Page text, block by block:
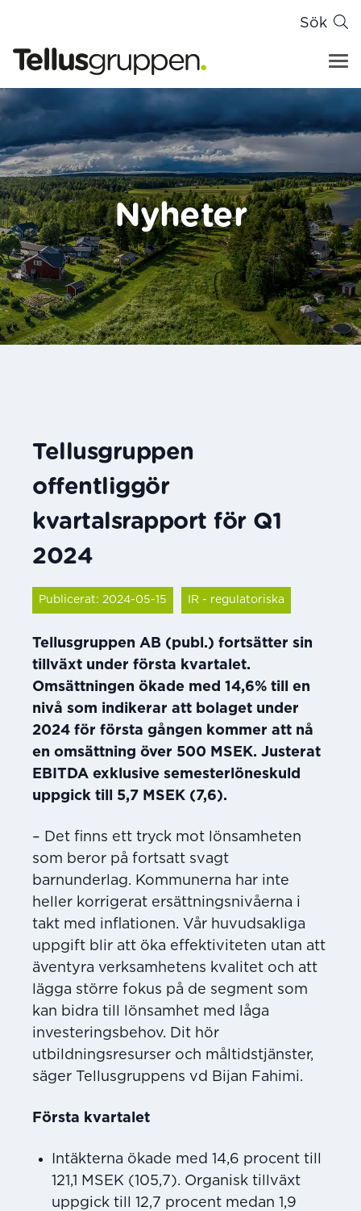
Sök
Hoppa till innehåll
Tellusgruppen
Nyheter
Tellusgruppen
offentliggör
kvartalsrapport för Q1
2024
Publicerat: 2024-05-15 IR - regulatoriska
Tellusgruppen AB (publ.) fortsätter sin
tillväxt under första kvartalet.
Omsättningen ökade med 14,6% till en
nivå som indikerar att bolaget under
2024 för första gången kommer att nå
en omsättning över 500 MSEK. Justerat
EBITDA exklusive semesterlöneskuld
uppgick till 5,7 MSEK (7,6).
– Det finns ett tryck mot lönsamheten
som beror på fortsatt svagt
barnunderlag. Kommunerna har inte
heller korrigerat ersättningsnivåerna i
takt med inflationen. Vår huvudsakliga
uppgift blir att öka effektiviteten utan att
äventyra verksamhetens kvalitet och att
lägga större fokus på de segment som
kan bidra till lönsamhet med låga
investeringsbehov. Dit hör
utbildningsresurser och måltidstjänster,
säger Tellusgruppens vd Bijan Fahimi.
Första kvartalet
Intäkterna ökade med 14,6 procent till
121,1 MSEK (105,7). Organisk tillväxt
uppgick till 12,7 procent medan 1,9